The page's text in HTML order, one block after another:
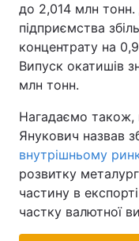
до 2,014 млн тонн.
підприємства
концентрату на
Випуск окатишів
млн тонн.
Нагадаємо також,
Янукович назвав
внутрішньому
розвитку
частину в
частку валютної